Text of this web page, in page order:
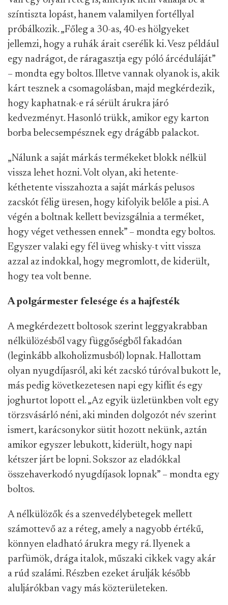
színtiszta lopást, hanem valamilyen fortéllyal
próbálkozik. „Főleg a 30-as, 40-es hölgyeket
jellemzi, hogy a ruhák árait cserélik ki. Vesz például
egy nadrágot, de ráragasztja egy póló árcéduláját”
– mondta egy boltos. Illetve vannak olyanok is, akik
kárt tesznek a csomagolásban, majd megkérdezik,
hogy kaphatnak-e rá sérült árukra járó
kedvezményt. Hasonló trükk, amikor egy karton
borba belecsempésznek egy drágább palackot.
„Nálunk a saját márkás termékeket blokk nélkül
vissza lehet hozni. Volt olyan, aki hetente-
kéthetente visszahozta a saját márkás pelusos
zacskót félig üresen, hogy kifolyik belőle a pisi. A
végén a boltnak kellett bevizsgálnia a terméket,
hogy véget vethessen ennek” – mondta egy boltos.
Egyszer valaki egy fél üveg whisky-t vitt vissza
azzal az indokkal, hogy megromlott, de kiderült,
hogy tea volt benne.
A polgármester felesége és a hajfesték
A megkérdezett boltosok szerint leggyakrabban
nélkülözésből vagy függőségből fakadóan
(leginkább alkoholizmusból) lopnak. Hallottam
olyan nyugdíjasról, aki két zacskó túróval bukott le,
más pedig következetesen napi egy kiflit és egy
joghurtot lopott el. „Az egyik üzletünkben volt egy
törzsvásárló néni, aki minden dolgozót név szerint
ismert, karácsonykor sütit hozott nekünk, aztán
amikor egyszer lebukott, kiderült, hogy napi
kétszer járt be lopni. Sokszor az eladókkal
összehaverkodó nyugdíjasok lopnak” – mondta egy
boltos.
A nélkülözők és a szenvedélybetegek mellett
számottevő az a réteg, amely a nagyobb értékű,
könnyen eladható árukra megy rá. Ilyenek a
parfümök, drága italok, műszaki cikkek vagy akár
a rúd szalámi. Részben ezeket árulják később
aluljárókban vagy más közterületeken.